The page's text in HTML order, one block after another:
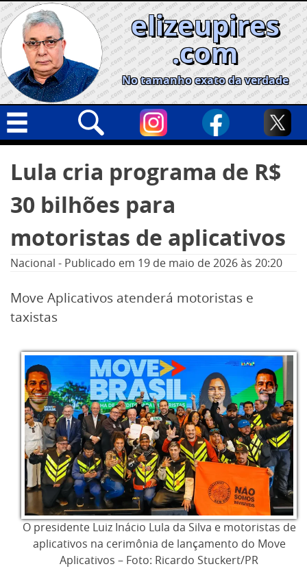
Skip
to
content
elizeupires
.com
No tamanho exato da verdade
Geral
Cidades
Informe especial
por:
Lula cria programa de R$
30 bilhões para
motoristas de aplicativos
Nacional - Publicado em 19 de maio de 2026às 20:20
Move Aplicativos atenderá motoristas e
taxistas
O presidente Luiz Inácio Lula da Silva e motoristas de
aplicativos na cerimônia de lançamento do Move
Aplicativos – Foto: Ricardo Stuckert/PR